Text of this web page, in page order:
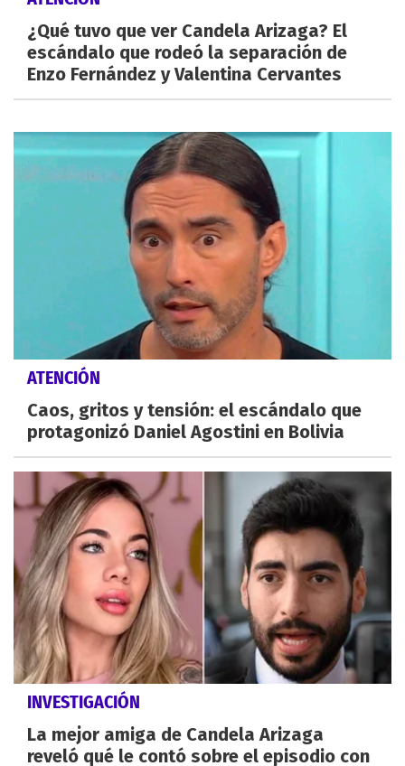
¿Qué tuvo que ver Candela Arizaga? El
escándalo que rodeó la separación de
Enzo Fernández y Valentina Cervantes
ATENCIÓN
Caos, gritos y tensión: el escándalo que
protagonizó Daniel Agostini en Bolivia
INVESTIGACIÓN
La mejor amiga de Candela Arizaga
reveló qué le contó sobre el episodio con